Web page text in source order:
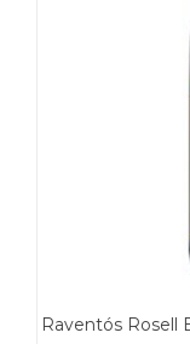
Raventós Rosell